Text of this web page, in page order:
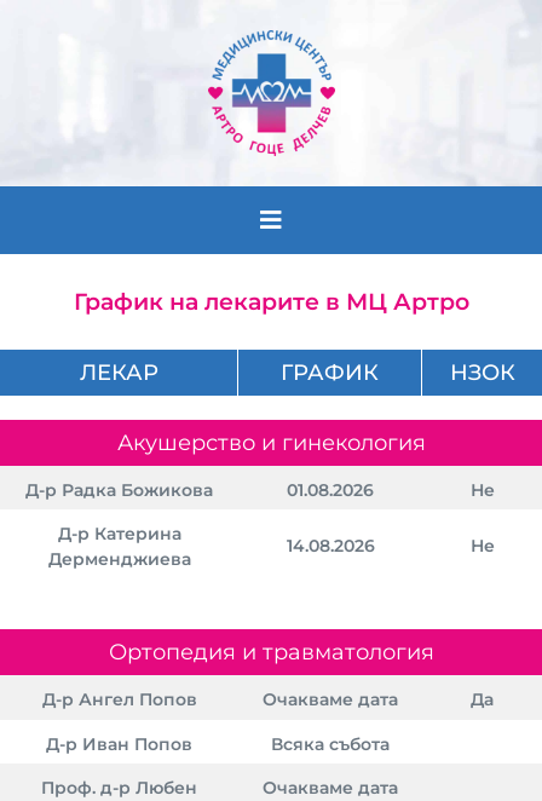
Екип
Новини
График на лекарите в МЦ Артро
ЛЕКАР ГРАФИК НЗОК
Акушерство и гинекология
Д-р Радка Божикова 01.08.2026 Не
Д-р Катерина
Дерменджиева
14.08.2026 Не
Ортопедия и травматология
Д-р Ангел Попов Очакваме дата Да
Д-р Иван Попов Всяка събота
Проф. д-р Любен
Очакваме дата